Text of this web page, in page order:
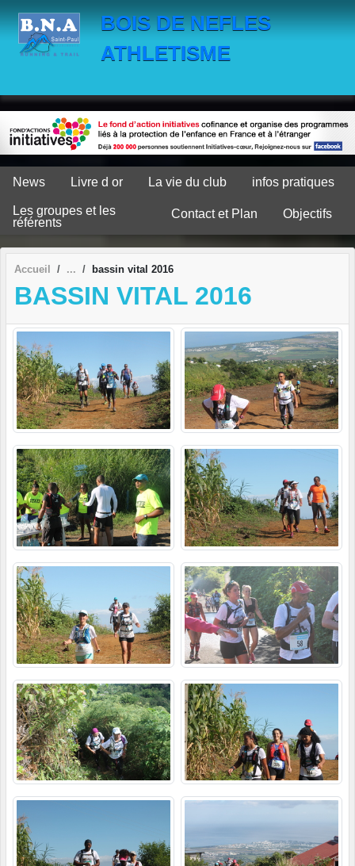
BOIS DE NEFLES
ATHLETISME
News Livre d or La vie du club infos pratiques
Les groupes et les
référents
Contact et Plan Objectifs
Accueil bassin vital 2016
BASSIN VITAL 2016